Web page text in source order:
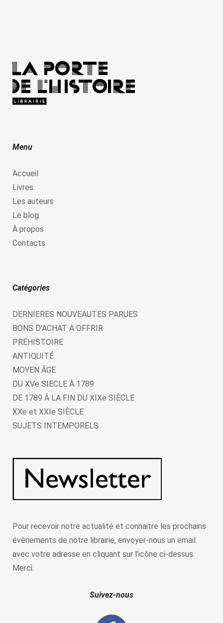
Menu
Accueil
Livres
Les auteurs
Le blog
À propos
Contacts
Catégories
DERNIERES NOUVEAUTES PARUES
BONS D'ACHAT A OFFRIR
PRÉHISTOIRE
ANTIQUITÉ
MOYEN ÂGE
DU XVe SIECLE À 1789
DE 1789 À LA FIN DU XIXe SIÈCLE
XXe et XXIe SIÈCLE
SUJETS INTEMPORELS
Pour recevoir notre actualité et connaitre les prochains
évènements de notre librairie, envoyer-nous un email
avec votre adresse en cliquant sur l’icône ci-dessus.
Merci.
Suivez-nous